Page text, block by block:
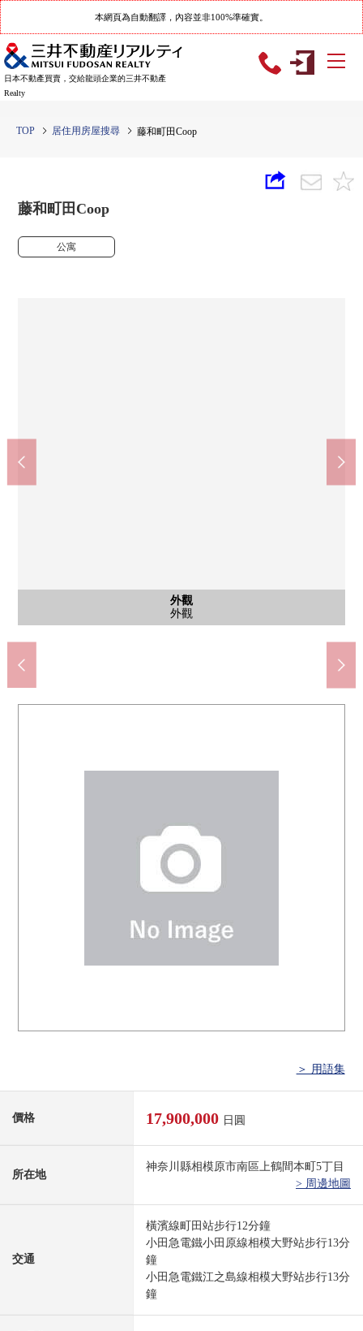
本網頁為自動翻譯，內容並非100%準確實。
日本不動產買賣，交給龍頭企業的三井不動產
Realty
TOP 居住用房屋搜尋 藤和町田Coop
藤和町田Coop
公寓
外觀
外觀
客廳
客廳
客廳
客廳
風景
南側風景
風景
南側風景
風景
南側風景
陽台
陽台
廚房
廚房
室內
和式房間(6.0張榻榻米)
室內
和式房間(6.0張榻榻米)
收納
走廊收納
公共汽車
公共汽車
室內
西式房間
室內
西式房間
收納
西式房間收納
風景
北側風景
風景
北側風景
風景
北側風景
廁所
廁所
其他
腳踏車停放處
其他
垃圾堆放處
外觀
外觀
其他
前面道路
其他
前面道路
外觀
外觀
外觀
外觀
停車場
停車場
外觀
外觀
sanwa上鶴間商店(約362m)
步行5分鐘。
Lawson上鶴間本町5丁目商店(約183m)
步行3分鐘。
7-Eleven相模原邊界橋店(約587m)
步行7分鐘。
WELPARK上鶴間商店(約114m)
步行2分鐘。
相模原谷口郵局(約227m)
步行3分鐘。
相模原市立谷口小學(約175m)
步行3分鐘。
相模原市立谷口中學(約710m)
步行8分鐘。
＞ 用語集
價格 17,900,000 日圓
所在地
神奈川縣相模原市南區上鶴間本町5丁目
> 周邊地圖
交通
橫濱線町田站步行12分鐘
小田急電鐵小田原線相模大野站步行13分
鐘
小田急電鐵江之島線相模大野站步行13分
鐘